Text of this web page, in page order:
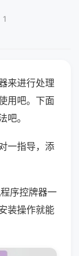
1
来进行处理
用吧。下面
吧。
一指导，添
序控牌器一
装操作就能